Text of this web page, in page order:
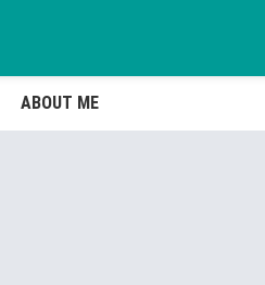
ABOUT ME